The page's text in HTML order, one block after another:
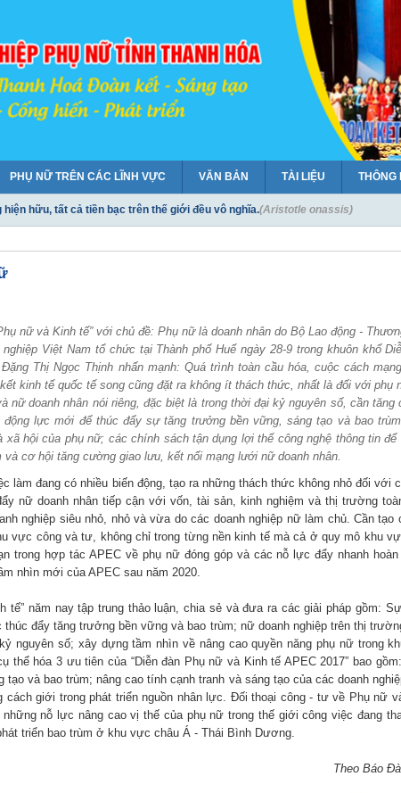
PHỤ NỮ TRÊN CÁC LĨNH VỰC VĂN BẢN TÀI LIỆU THÔNG
hiện hữu, tất cả tiền bạc trên thế giới đều vô nghĩa.(Aristotle onassis)
có một nét quyến rũ kỳ bí, nếu họ không kiêu hãnh và bướng bỉnh.
phụ nữ là một bài lịch sử về những yêu thương.
nữ và Kinh tế” với chủ đề: Phụ nữ là doanh nhân do Bộ Lao động -
Việt Nam tổ chức tại Thành phố Huế ngày 28-9 trong khuôn khổ
Thị Ngọc Thịnh nhấn mạnh: Quá trình toàn cầu hóa, cuộc cách
kinh tế quốc tế song cũng đặt ra không ít thách thức, nhất là đối với phụ
nữ doanh nhân nói riêng, đặc biệt là trong thời đại kỷ nguyên số, cần tăng
lực mới để thúc đẩy sự tăng trưởng bền vững, sáng tạo và bao
hội của phụ nữ; các chính sách tận dụng lợi thế công nghệ thông tin để
cơ hội tăng cường giao lưu, kết nối mạng lưới nữ doanh nhân.
làm đang có nhiều biến động, tạo ra những thách thức không nhỏ đối với
nữ doanh nhân tiếp cận với vốn, tài sản, kinh nghiệm và thị trường
nghiệp siêu nhỏ, nhỏ và vừa do các doanh nghiệp nữ làm chủ. Cần tạo
vực công và tư, không chỉ trong từng nền kinh tế mà cả ở quy mô khu
trong hợp tác APEC về phụ nữ đóng góp và các nỗ lực đẩy nhanh hoàn
nhìn mới của APEC sau năm 2020.
năm nay tập trung thảo luận, chia sẻ và đưa ra các giải pháp gồm:
đẩy tăng trưởng bền vững và bao trùm; nữ doanh nghiệp trên thị
nguyên số; xây dựng tầm nhìn về nâng cao quyền năng phụ nữ trong
hóa 3 ưu tiên của “Diễn đàn Phụ nữ và Kinh tế APEC 2017” bao
và bao trùm; nâng cao tính cạnh tranh và sáng tạo của các doanh
giới trong phát triển nguồn nhân lực. Đối thoại công - tư về Phụ nữ
những nỗ lực nâng cao vị thế của phụ nữ trong thế giới công việc đang
triển bao trùm ở khu vực châu Á - Thái Bình Dương.
Theo Báo
Phụ nữ Thanh Hóa với vệ sinh
phẩm